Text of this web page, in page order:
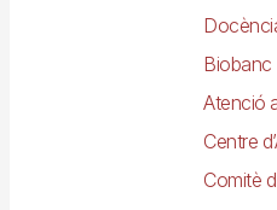
Biobanc
Atenció
Centre
Comitè